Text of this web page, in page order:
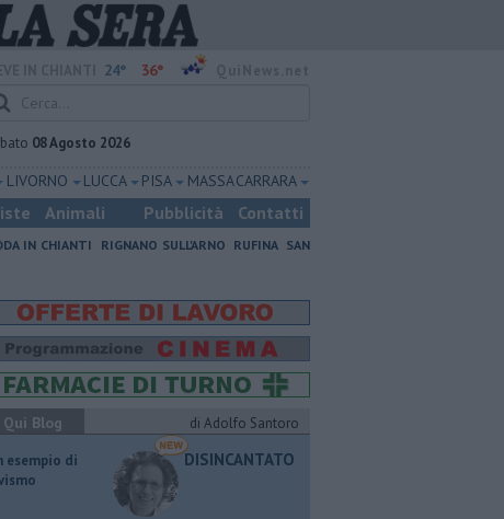
24° 36°
08 Agosto 2026
LIVORNO LUCCA PISA MASSA CARRARA
Animali Pubblicità Contatti
IN CHIANTI RIGNANO SULL'ARNO RUFINA SAN
Qui Blog
di Adolfo Santoro
esempio di
DISINCANTATO